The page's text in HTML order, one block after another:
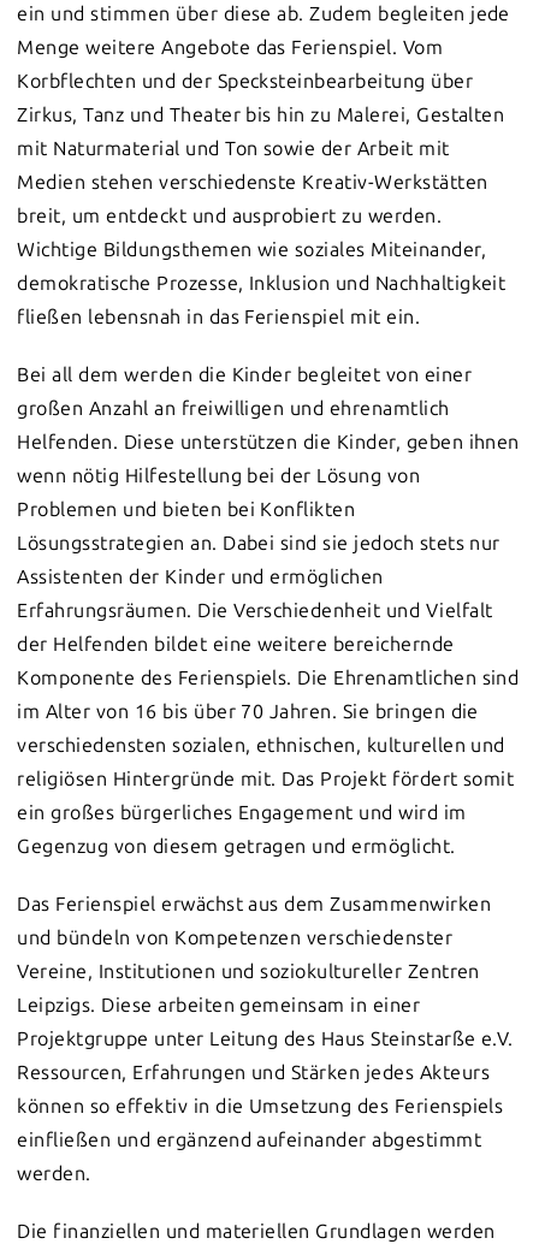
ein und stimmen über diese ab. Zudem begleiten jede
Menge weitere Angebote das Ferienspiel. Vom
Korbflechten und der Specksteinbearbeitung über
Zirkus, Tanz und Theater bis hin zu Malerei, Gestalten
mit Naturmaterial und Ton sowie der Arbeit mit
Medien stehen verschiedenste Kreativ-Werkstätten
breit, um entdeckt und ausprobiert zu werden.
Wichtige Bildungsthemen wie soziales Miteinander,
demokratische Prozesse, Inklusion und Nachhaltigkeit
fließen lebensnah in das Ferienspiel mit ein.
Bei all dem werden die Kinder begleitet von einer
großen Anzahl an freiwilligen und ehrenamtlich
Helfenden. Diese unterstützen die Kinder, geben ihnen
wenn nötig Hilfestellung bei der Lösung von
Problemen und bieten bei Konflikten
Lösungsstrategien an. Dabei sind sie jedoch stets nur
Assistenten der Kinder und ermöglichen
Erfahrungsräumen. Die Verschiedenheit und Vielfalt
der Helfenden bildet eine weitere bereichernde
Komponente des Ferienspiels. Die Ehrenamtlichen sind
im Alter von 16 bis über 70 Jahren. Sie bringen die
verschiedensten sozialen, ethnischen, kulturellen und
religiösen Hintergründe mit. Das Projekt fördert somit
ein großes bürgerliches Engagement und wird im
Gegenzug von diesem getragen und ermöglicht.
Das Ferienspiel erwächst aus dem Zusammenwirken
und bündeln von Kompetenzen verschiedenster
Vereine, Institutionen und soziokultureller Zentren
Leipzigs. Diese arbeiten gemeinsam in einer
Projektgruppe unter Leitung des Haus Steinstarße e.V.
Ressourcen, Erfahrungen und Stärken jedes Akteurs
können so effektiv in die Umsetzung des Ferienspiels
einfließen und ergänzend aufeinander abgestimmt
werden.
Die finanziellen und materiellen Grundlagen werden